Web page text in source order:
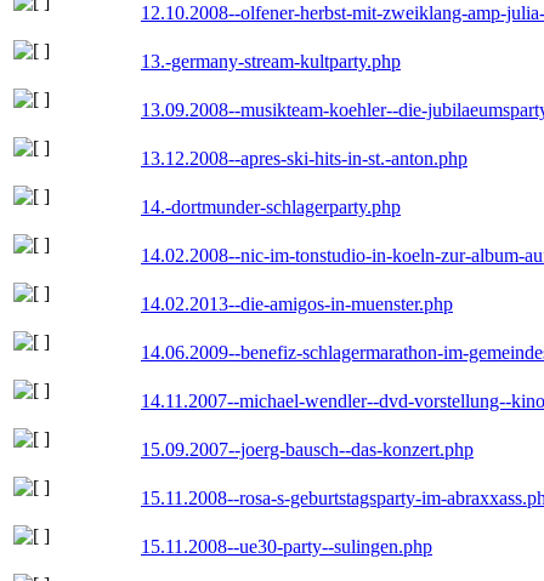
12.10.2008--olfener-herbst-mit-zweiklang-amp-
13.-germany-stream-kultparty.php
13.09.2008--musikteam-koehler--die-
13.12.2008--apres-ski-hits-in-st.-anton.php
14.-dortmunder-schlagerparty.php
14.02.2008--nic-im-tonstudio-in-koeln-zur-album-
14.02.2013--die-amigos-in-muenster.php
14.06.2009--benefiz-schlagermarathon-im-
14.11.2007--michael-wendler--dvd-vorstellung--
15.09.2007--joerg-bausch--das-konzert.php
15.11.2008--rosa-s-geburtstagsparty-im-
15.11.2008--ue30-party--sulingen.php